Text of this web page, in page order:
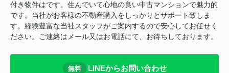
付き物件はです。住んでいて心地の良い中古マンションで魅力的
です。当社がお客様の不動産購入をしっかりとサポート致しま
す。経験豊富な当社スタッフがご案内するので安心してお任せく
ださい。ご連絡はメール又はお電話にて、お待ちしております。
無料 LINEからお問い合わせ